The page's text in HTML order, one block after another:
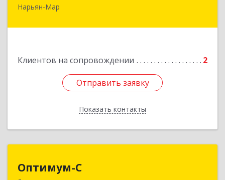
Нарьян-Мар
Клиентов на сопровождении 2
Отправить заявку
Показать контакты
Отправить заявку
Назад
Оптимум-С